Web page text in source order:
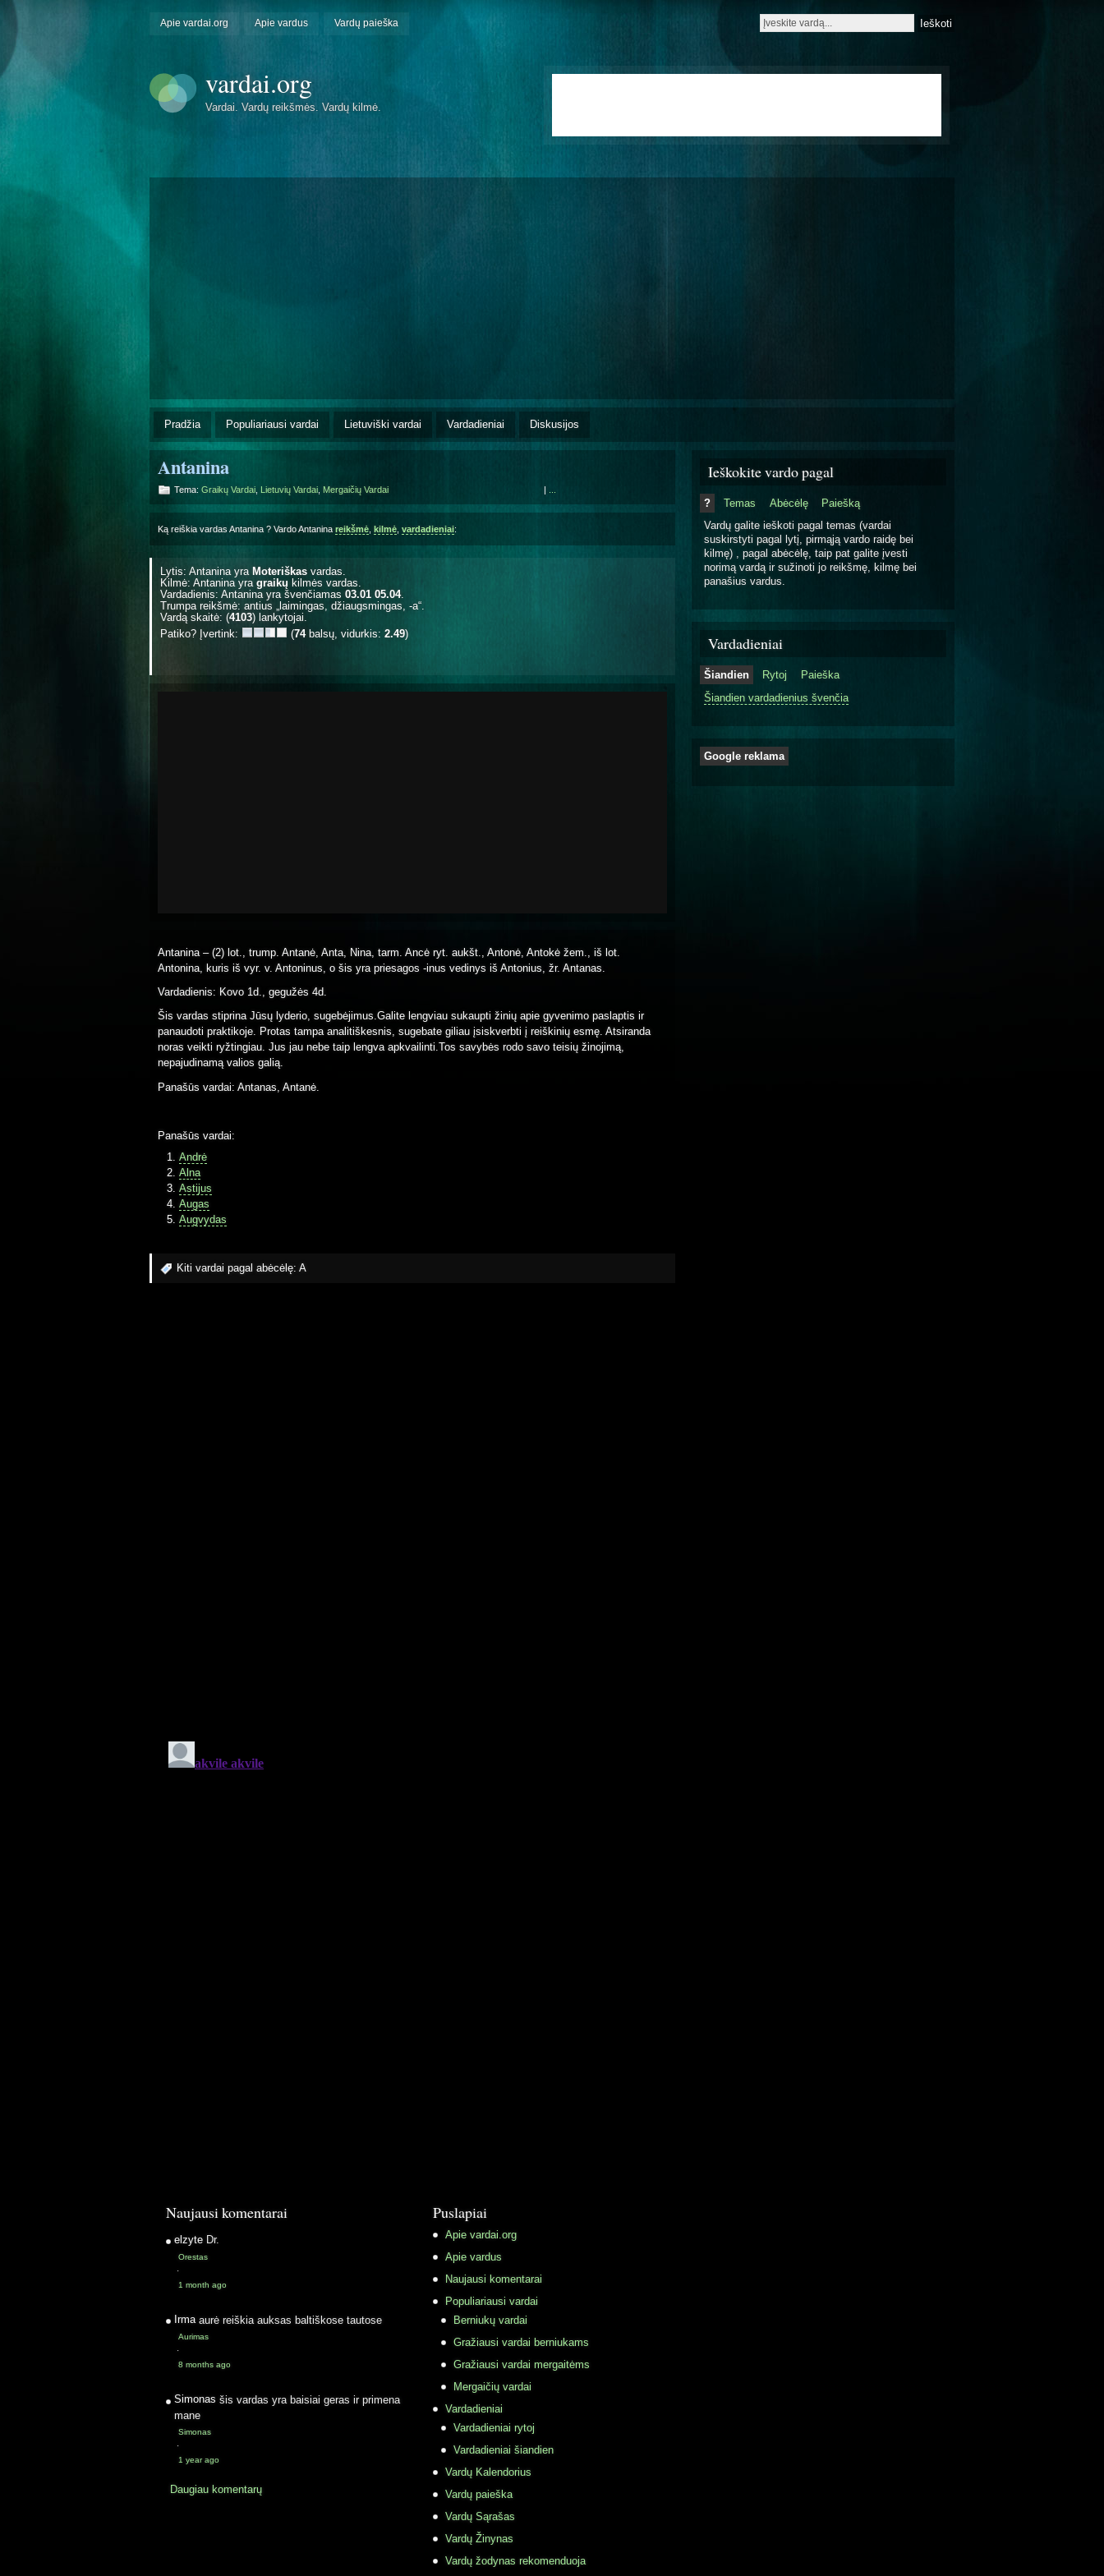
Apie vardai.org Apie vardus Vardų paieška
vardai.org
Vardai. Vardų reikšmės. Vardų kilmė.
Pradžia Populiariausi vardai Lietuviški vardai Vardadieniai Diskusijos
Antanina
Tema: Graikų Vardai Lietuvių Vardai Mergaičių Vardai |
Ką reiškia vardas Antanina ? Vardo Antanina reikšmė kilmė vardadieniai:
Lytis: Antanina yra Moteriškas vardas.
Kilmė: Antanina yra graikų kilmės vardas.
Vardadienis: Antanina yra švenčiamas 03.01 05.04.
Trumpa reikšmė: antius „laimingas, džiaugsmingas, -a“.
Vardą skaitė: (4103) lankytojai.
Patiko? Įvertink:
(74balsų, vidurkis: 2.49)
Antanina – (2) lot., trump. Antanė, Anta, Nina, tarm. Ancė ryt. aukšt., Antonė, Antokė žem., iš lot.
Antonina, kuris iš vyr. v. Antoninus, o šis yra priesagos -inus vedinys iš Antonius, žr. Antanas.
Vardadienis: Kovo 1d., gegužės 4d.
Šis vardas stiprina Jūsų lyderio, sugebėjimus.Galite lengviau sukaupti žinių apie gyvenimo paslaptis ir
panaudoti praktikoje. Protas tampa analitiškesnis, sugebate giliau įsiskverbti į reiškinių esmę. Atsiranda
noras veikti ryžtingiau. Jus jau nebe taip lengva apkvailinti.Tos savybės rodo savo teisių žinojimą,
nepajudinamą valios galią.
Panašūs vardai: Antanas, Antanė.
Panašūs vardai:
Andrė
Alna
Astijus
Augas
Augvydas
Kiti vardai pagal abėcėlę: A
Ieškokite vardo pagal
? Temas Abėcėlę
Paiešką
Vardų galite ieškoti pagal temas (vardai
suskirstyti pagal lytį, pirmąją vardo raidę bei
kilmę) , pagal abėcėlę, taip pat galite įvesti
norimą vardą ir sužinoti jo reikšmę, kilmę bei
panašius vardus.
Vardadieniai
Šiandien Rytoj
Paieška
Šiandien vardadienius švenčia
Google reklama
Naujausi komentarai
elzyte Dr.
Orestas
·
1 month ago
Irma aurė reiškia auksas baltiškose tautose
Aurimas
·
8 months ago
Simonas šis vardas yra baisiai geras ir primena
mane
Simonas
·
1 year ago
Daugiau komentarų
Puslapiai
Apie vardai.org
Apie vardus
Naujausi komentarai
Populiariausi vardai
Berniukų vardai
Gražiausi vardai berniukams
Gražiausi vardai mergaitėms
Mergaičių vardai
Vardadieniai
Vardadieniai rytoj
Vardadieniai šiandien
Vardų Kalendorius
Vardų paieška
Vardų Sąrašas
Vardų Žinynas
Vardų žodynas rekomenduoja